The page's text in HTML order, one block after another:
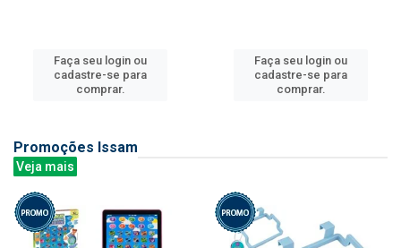
Faça seu login ou
cadastre-se para
comprar.
Faça seu login ou
cadastre-se para
comprar.
Promoções Issam
Veja mais